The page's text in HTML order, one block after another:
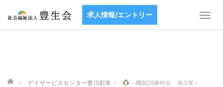
T
o
求人情報/エントリー
ホーム デイサービスセンター豊川彩幸
～機能訓練外出 第3弾～